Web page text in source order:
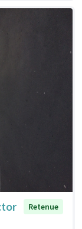
Retenue